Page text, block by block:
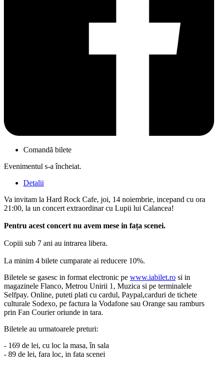
Comandă bilete
Evenimentul s-a încheiat.
Detalii
Va invitam la Hard Rock Cafe, joi, 14 noiembrie, incepand cu ora
21:00, la un concert extraordinar cu Lupii lui Calancea!
Pentru acest concert nu avem mese in fața scenei.
Copiii sub 7 ani au intrarea libera.
La minim 4 bilete cumparate ai reducere 10%.
Biletele se gasesc in format electronic pe www.iabilet.ro si in
magazinele Flanco, Metrou Unirii 1, Muzica si pe terminalele
Selfpay. Online, puteti plati cu cardul, Paypal,carduri de tichete
culturale Sodexo, pe factura la Vodafone sau Orange sau ramburs
prin Fan Courier oriunde in tara.
Biletele au urmatoarele preturi:
- 169 de lei, cu loc la masa, în sala
- 89 de lei, fara loc, in fata scenei